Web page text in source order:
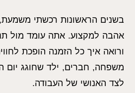
בשנים הראשונות רכשתי
אהבה למקצוע. אתה עומד מול
ורואה איך כל הזמנה הופכת
משפחה, חברים, ילד שחוגג יום
לצד האנושי של העבודה.